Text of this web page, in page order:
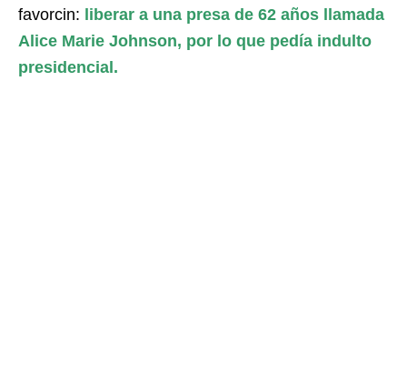
favorcin: liberar a una presa de 62 años llamada
Alice Marie Johnson, por lo que pedía indulto
presidencial.